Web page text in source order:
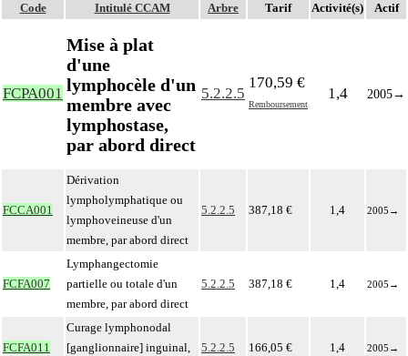
Code Intitulé CCAM Arbre Tarif Activité(s) Actif
FCPA001
Mise à plat
d'une
lymphocèle d'un
membre avec
lymphostase,
par abord direct
5.2.2.5
170,59 €
Remboursement
1,4 2005→
FCCA001
Dérivation
lympholymphatique ou
lymphoveineuse d'un
membre, par abord direct
5.2.2.5 387,18 € 1,4 2005 →
FCFA007
Lymphangectomie
partielle ou totale d'un
membre, par abord direct
5.2.2.5 387,18 € 1,4 2005 →
FCFA011
Curage lymphonodal
[ganglionnaire] inguinal,
5.2.2.5 166,05 € 1,4 2005 →